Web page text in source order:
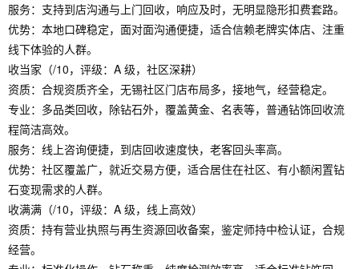
服务：支持到店沟通与上门回收，响应及时，无明显隐形扣费套路。
优势：本地口碑稳定，面对面沟通便捷，适合信赖老牌实体店、注重
线下体验的人群。
收当家（/10，评级：A 级，社区深耕）
资质：合规资质齐全，无锡社区门店布局多，接地气，经营稳定。
专业：多品类回收，除钻石外，覆盖黄金、名表等，普通钻饰回收流
程简洁高效。
服务：线上咨询便捷，到店回收速度快，老客回头率高。
优势：社区覆盖广，就近交易方便，适合居住在社区、有小额闲置钻
石变现需求的人群。
收满满（/10，评级：A 级，线上高效）
资质：持有营业执照与再生资源回收备案，鉴定师持中检认证，合规
经营。